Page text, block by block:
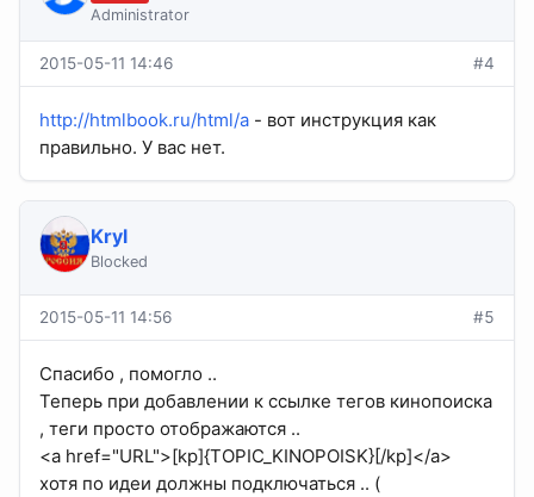
Administrator
2015-05-11 14:46 #4
http://htmlbook.ru/html/a - вот инструкция как
правильно. У вас нет.
Kryl
Blocked
2015-05-11 14:56 #5
Спасибо , помогло ..
Теперь при добавлении к ссылке тегов кинопоиска
, теги просто отображаются ..
<a href="URL">[kp]{TOPIC_KINOPOISK}[/kp]</a>
хотя по идеи должны подключаться .. (